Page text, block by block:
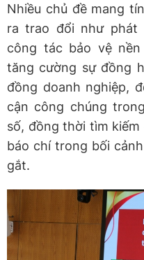
Nhiều chủ đề mang
ra trao đổi như
công tác bảo vệ
tăng cường sự đồng
đồng doanh nghiệp,
cận công chúng
số, đồng thời tìm
báo chí trong bối
gắt.